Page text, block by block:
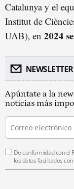
Catalunya y el
Institut de
UAB), en 2024
Apúntate a la
noticias más
De conformidad con el
los datos facilitados